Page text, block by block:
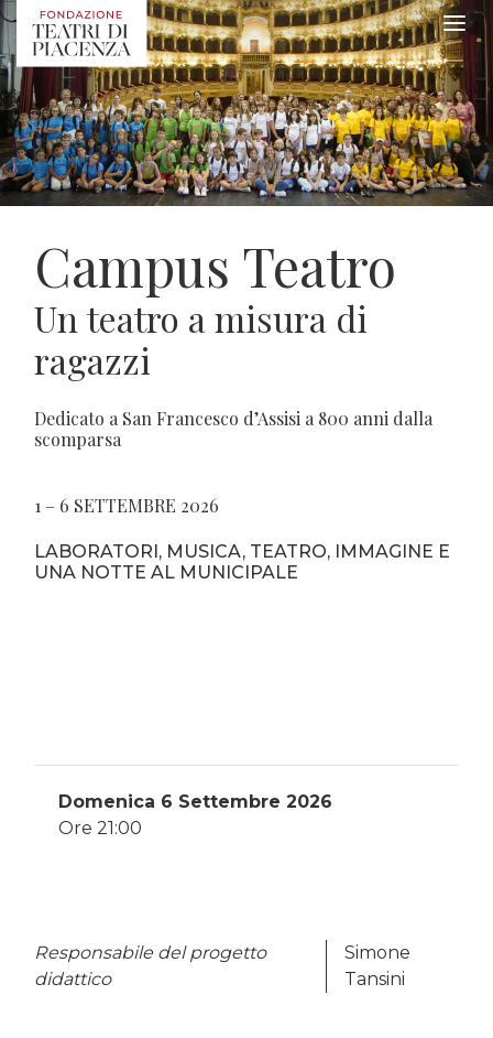
Campus Teatro
Un teatro a misura di
ragazzi
Dedicato a San Francesco d’Assisi a 800 anni dalla
scomparsa
1 – 6 SETTEMBRE 2026
LABORATORI, MUSICA, TEATRO, IMMAGINE E
UNA NOTTE AL MUNICIPALE
Domenica 6 Settembre 2026
Ore 21:00
Responsabile del progetto
didattico
Simone
Tansini